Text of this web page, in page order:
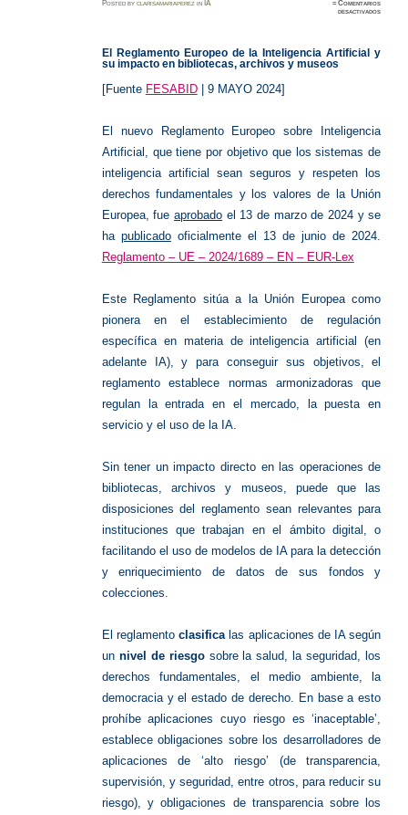
Postedbyclarisamariaperez in IA ≈Comentarios
desactivadosen
El Reglamento Europeo de la Inteligencia Artificial y
su impacto en bibliotecas, archivos y museos
[Fuente FESABID| 9 MAYO 2024]
El nuevo Reglamento Europeo sobre Inteligencia
Artificial, que tiene por objetivo que los sistemas de
inteligencia artificial sean seguros y respeten los
derechos fundamentales y los valores de la Unión
Europea, fueaprobado el 13 de marzo de 2024 y se
ha publicadooficialmente el 13 de junio de 2024.
Reglamento – UE – 2024/1689 – EN – EUR-Lex
Este Reglamento sitúa a la Unión Europea como
pionera en el establecimiento de regulación
específica en materia de inteligencia artificial (en
adelante IA), y para conseguir sus objetivos, el
reglamento establece normas armonizadoras que
regulan la entrada en el mercado, la puesta en
servicio y el uso de la IA.
Sin tener un impacto directo en las operaciones de
bibliotecas, archivos y museos, puede que las
disposiciones del reglamento sean relevantes para
instituciones que trabajan en el ámbito digital, o
facilitando el uso de modelos de IA para la detección
y enriquecimiento de datos de sus fondos y
colecciones.
El reglamentoclasifica las aplicaciones de IA según
un nivel de riesgosobre la salud, la seguridad, los
derechos fundamentales, el medio ambiente, la
democracia y el estado de derecho. En base a esto
prohíbe aplicaciones cuyo riesgo es ‘inaceptable’,
establece obligaciones sobre los desarrolladores de
aplicaciones de ‘alto riesgo’ (de transparencia,
supervisión, y seguridad, entre otros, para reducir su
riesgo), y obligaciones de transparencia sobre los